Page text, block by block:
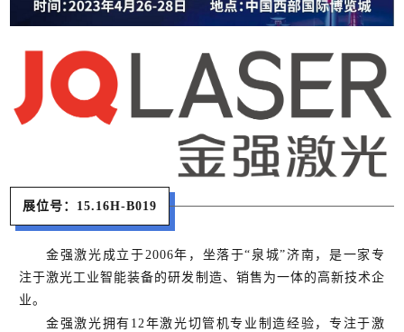
展位号：15.16H-B019
金强激光成立于2006年，坐落于“泉城”济南，是一家专
注于激光工业智能装备的研发制造、销售为一体的高新技术企
业。
金强激光拥有12年激光切管机专业制造经验，专注于激